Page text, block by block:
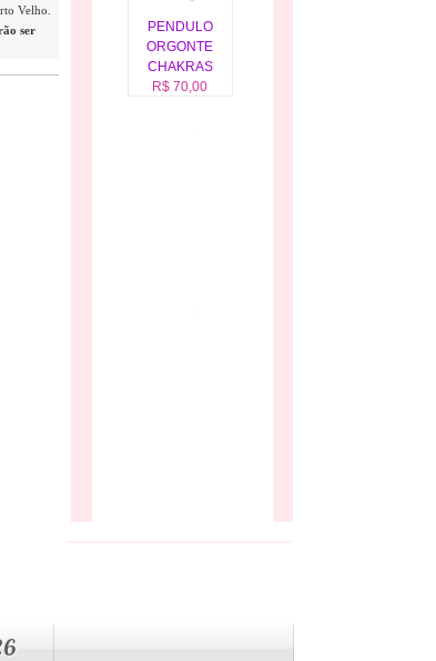
Velho.
ser
PENDULO
ORGONTE
CHAKRAS
R$ 70,00